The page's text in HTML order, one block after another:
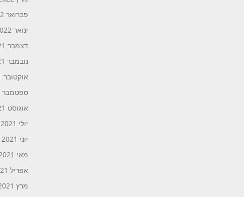
פברואר 2022
ינואר 2022
דצמבר 2021
נובמבר 2021
אוקטובר 2021
ספטמבר 2021
אוגוסט 2021
יולי 2021
יוני 2021
מאי 2021
אפריל 2021
מרץ 2021